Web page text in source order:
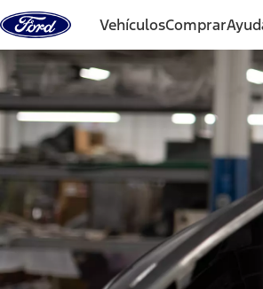
Saltar al contenido
VehículosComprar